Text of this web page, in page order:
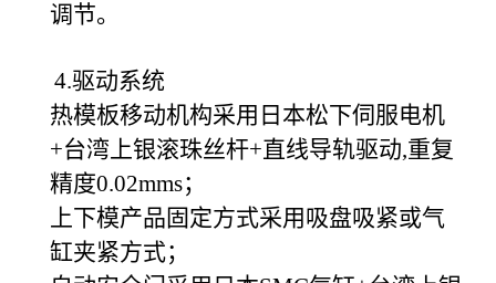
调节。
4.驱动系统
热模板移动机构采用日本松下伺服电机
+台湾上银滚珠丝杆+直线导轨驱动,重复
精度0.02mms；
上下模产品固定方式采用吸盘吸紧或气
缸夹紧方式；